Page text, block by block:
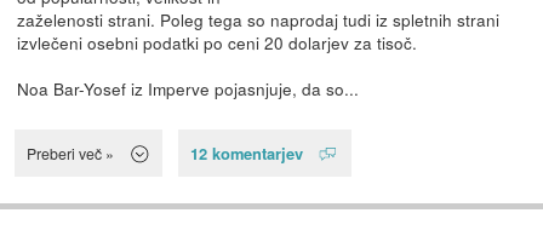
zaželenosti strani. Poleg tega so naprodaj tudi iz spletnih strani
izvlečeni osebni podatki po ceni 20 dolarjev za tisoč.
Noa Bar-Yosef iz Imperve pojasnjuje, da so...
Preberi več » 12 komentarjev